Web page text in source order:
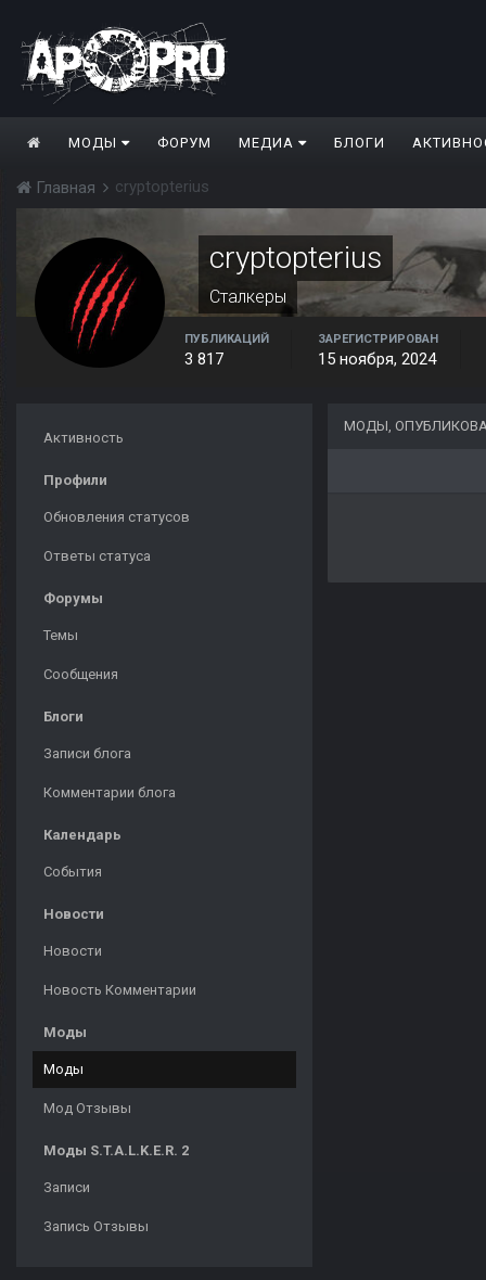
МОДЫ ФОРУМ МЕДИА БЛОГИ
Главная cryptopterius
cryptopterius
Сталкеры
ПУБЛИКАЦИЙ
3 817
ЗАРЕГИСТРИРОВАН
15 ноября, 2024
Активность
Профили
Обновления статусов
Ответы статуса
Форумы
Темы
Сообщения
Блоги
Записи блога
Комментарии блога
Календарь
События
Новости
Новости
Новость Комментарии
Моды
Моды
Мод Отзывы
Моды S.T.A.L.K.E.R. 2
Записи
Запись Отзывы
МОДЫ,